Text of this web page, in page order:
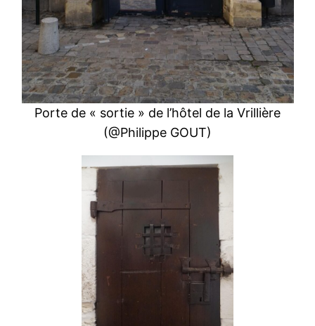
Porte de « sortie » de l’hôtel de la Vrillière
(@Philippe GOUT)